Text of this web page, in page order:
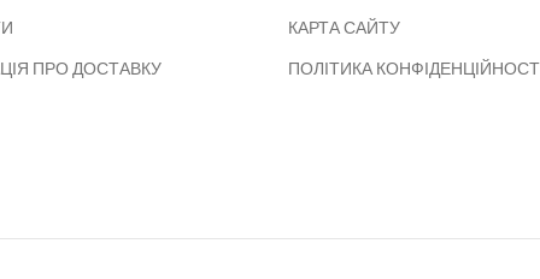
ПРО ДОСТАВКУ
КАРТА САЙТУ
ПОЛІТИКА